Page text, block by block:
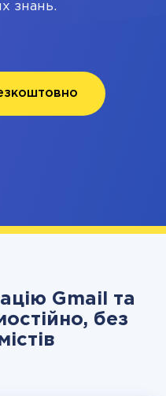
знань.
Gmail та
без